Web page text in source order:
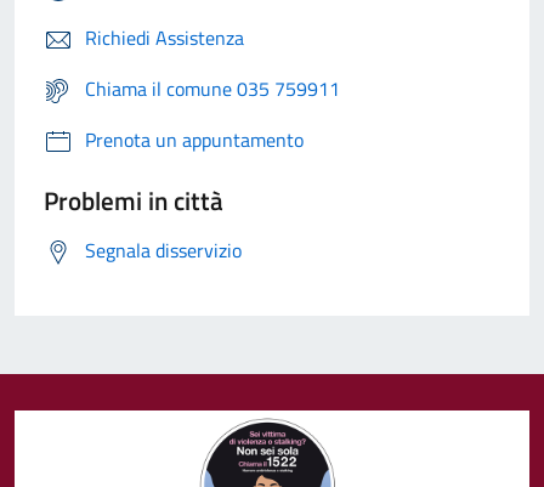
Richiedi Assistenza
Chiama il comune 035 759911
Prenota un appuntamento
Problemi in città
Segnala disservizio